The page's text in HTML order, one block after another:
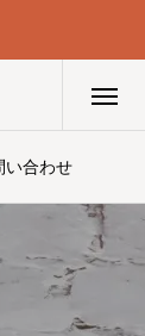
い合わせ